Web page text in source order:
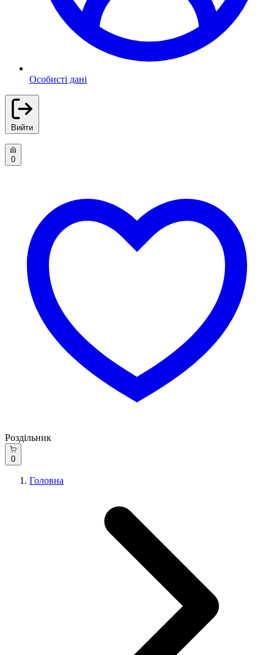
Особисті дані
Вийти
0
Роздільник
0
Головна